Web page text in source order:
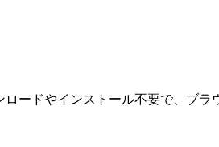
ードやインストール不要で、ブラ